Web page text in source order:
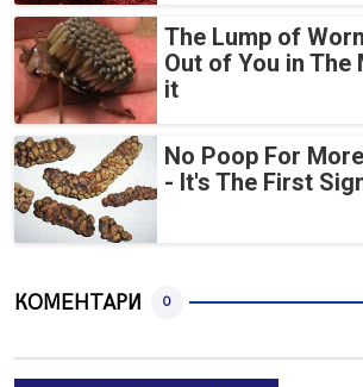
The Lump of
Out of You in The
it
No Poop For
- It's The First
КОМЕНТАРИ 0